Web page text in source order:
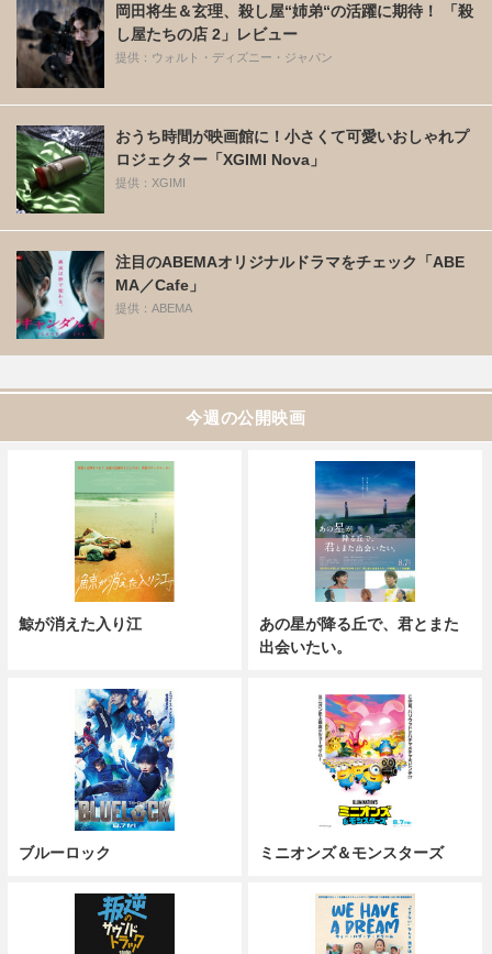
岡田将生＆玄理、殺し屋“姉弟“の活躍に期待！ 「殺
し屋たちの店 2」レビュー
提供：ウォルト・ディズニー・ジャパン
おうち時間が映画館に！小さくて可愛いおしゃれプ
ロジェクター「XGIMI Nova」
提供：XGIMI
注目のABEMAオリジナルドラマをチェック「ABE
MA／Cafe」
提供：ABEMA
今週の公開映画
鯨が消えた入り江
あの星が降る丘で、君とまた
出会いたい。
ブルーロック ミニオンズ＆モンスターズ